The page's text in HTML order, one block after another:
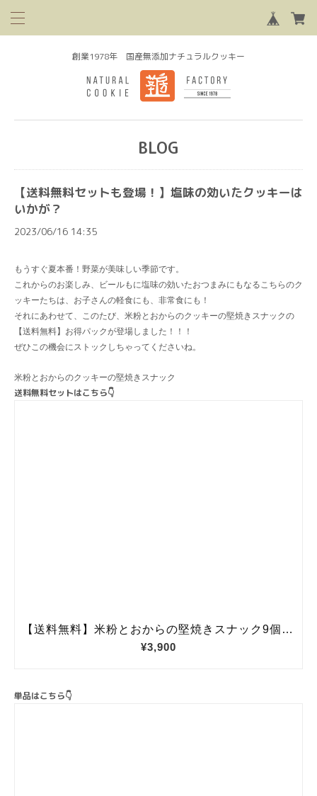
創業1978年 国産無添加ナチュラルクッキー
BLOG
【送料無料セットも登場！】塩味の効いたクッキーは
いかが？
2023/06/16 14:35
もうすぐ夏本番！野菜が美味しい季節です。
これからのお楽しみ、ビールもに塩味の効いたおつまみにもなるこちらのク
ッキーたちは、お子さんの軽食にも、非常食にも！
それにあわせて、このたび、米粉とおからのクッキーの堅焼きスナックの
【送料無料】お得パックが登場しました！！！
ぜひこの機会にストックしちゃってくださいね。
米粉とおからのクッキーの堅焼きスナック
送料無料セットはこちら👇
単品はこちら👇